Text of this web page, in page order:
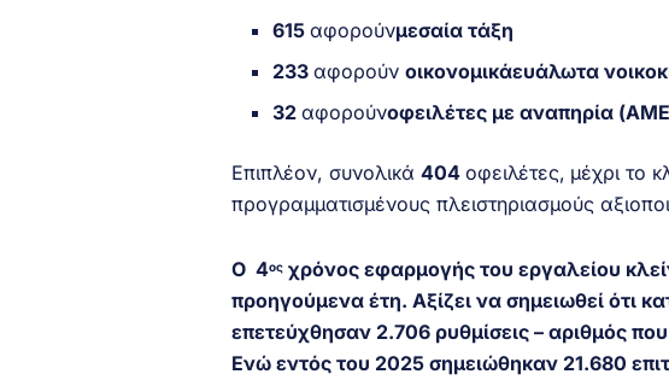
615αφορούνμεσαία τάξη
233αφορούνοικονομικάευάλωτα
32αφορούνοφειλέτες με αναπηρία
Επιπλέον, συνολικά 404 οφειλέτες, μέχρι το
προγραμματισμένους πλειστηριασμούς
O 4ος χρόνος εφαρμογής του εργαλείου
προηγούμενα έτη. Αξίζει να σημειωθεί ότι
επετεύχθησαν 2.706 ρυθμίσεις – αριθμός που
Ενώ εντός του 2025 σημειώθηκαν 21.680